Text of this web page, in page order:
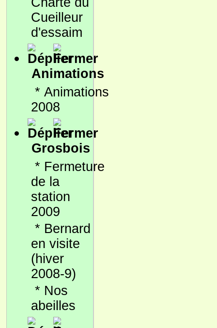
Cueilleur
d'essaim
Animations
* Animations
2008
Grosbois
* Fermeture
de la
station
2009
* Bernard
en visite
(hiver
2008-9)
* Nos
abeilles